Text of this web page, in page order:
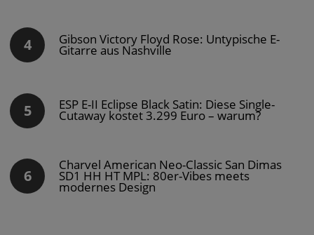
Gibson Victory Floyd Rose: Untypische E-
Gitarre aus Nashville
ESP E-II Eclipse Black Satin: Diese Single-
Cutaway kostet 3.299 Euro – warum?
Charvel American Neo-Classic San Dimas
SD1 HH HT MPL: 80er-Vibes meets
modernes Design